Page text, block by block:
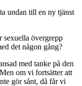
undan till en ny tjänst
sexuella övergrepp
det någon gång?
med tanke på den
om vi fortsätter att
gör sånt, då får vi